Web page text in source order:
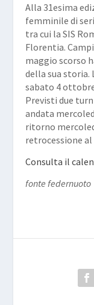
Alla 31esima
femminile di
tra cui la SIS
Florentia.
maggio scorso
della sua storia.
sabato 4
Previsti due
andata
ritorno
retrocessione
Consulta il
fonte federnuoto